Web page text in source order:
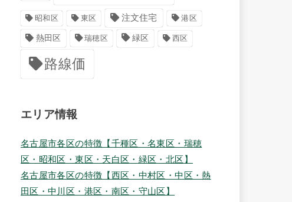
昭和区 東区 注文住宅 港区
熱田区 瑞穂区 緑区 西区
路線価
エリア情報
名古屋市各区の特徴【千種区・名東区・瑞穂
区・昭和区・東区・天白区・緑区・北区】
名古屋市各区の特徴【西区・中村区・中区・熱
田区・中川区・港区・南区・守山区】